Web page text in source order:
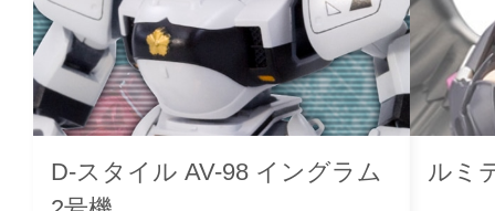
D-スタイル AV-98 イングラム
ルミ